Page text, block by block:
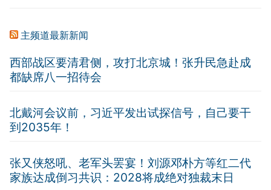
主频道最新新闻
西部战区要清君侧，攻打北京城！张升民急赴成
都缺席八一招待会
北戴河会议前，习近平发出试探信号，自己要干
到2035年！
张又侠怒吼、老军头罢宴！刘源邓朴方等红二代
家族达成倒习共识：2028将成绝对独裁末日